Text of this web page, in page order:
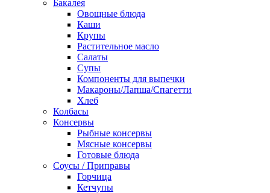
Бакалея
Овощные блюда
Каши
Крупы
Растительное масло
Салаты
Супы
Компоненты для выпечки
Макароны/Лапша/Спагетти
Хлеб
Колбасы
Консервы
Рыбные консервы
Мясные консервы
Готовые блюда
Соусы / Приправы
Горчица
Кетчупы